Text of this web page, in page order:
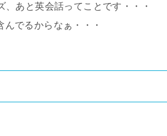
あと英会話ってことです・・・
でるからなぁ・・・